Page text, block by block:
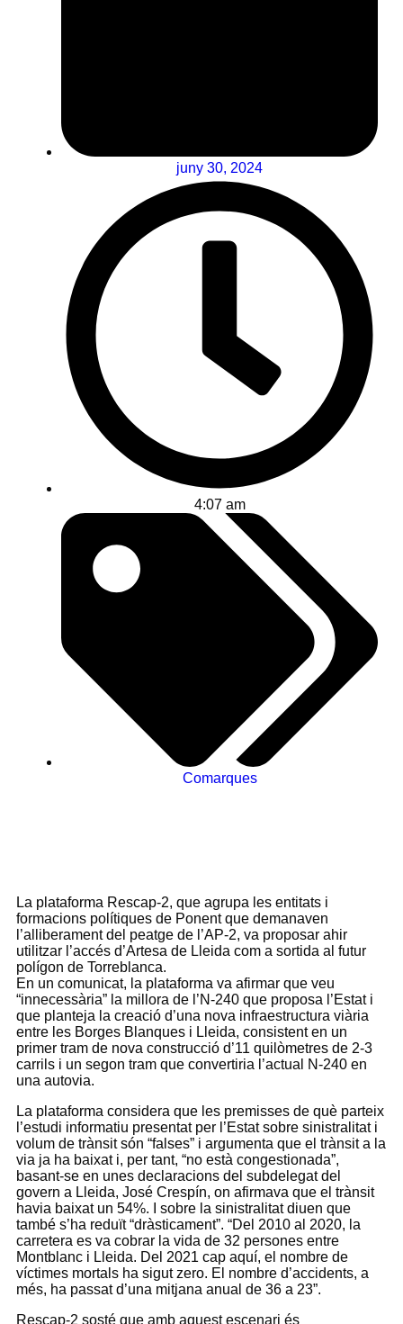
juny 30, 2024
4:07 am
Comarques
La plataforma Rescap-2, que agrupa les entitats i
formacions polítiques de Ponent que demanaven
l’alliberament del peatge de l’AP-2, va proposar ahir
utilitzar l’accés d’Artesa de Lleida com a sortida al futur
polígon de Torreblanca.
En un comunicat, la plataforma va afirmar que veu
“innecessària” la millora de l’N-240 que proposa l’Estat i
que planteja la creació d’una nova infraestructura viària
entre les Borges Blanques i Lleida, consistent en un
primer tram de nova construcció d’11 quilòmetres de 2-3
carrils i un segon tram que convertiria l’actual N-240 en
una autovia.
La plataforma considera que les premisses de què parteix
l’estudi informatiu presentat per l’Estat sobre sinistralitat i
volum de trànsit són “falses” i argumenta que el trànsit a la
via ja ha baixat i, per tant, “no està congestionada”,
basant-se en unes declaracions del subdelegat del
govern a Lleida, José Crespín, on afirmava que el trànsit
havia baixat un 54%. I sobre la sinistralitat diuen que
també s’ha reduït “dràsticament”. “Del 2010 al 2020, la
carretera es va cobrar la vida de 32 persones entre
Montblanc i Lleida. Del 2021 cap aquí, el nombre de
víctimes mortals ha sigut zero. El nombre d’accidents, a
més, ha passat d’una mitjana anual de 36 a 23”.
Rescap-2 sosté que amb aquest escenari és